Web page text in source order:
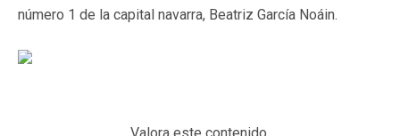
número 1 de la capital navarra, Beatriz García Noáin.
Valora este contenido.